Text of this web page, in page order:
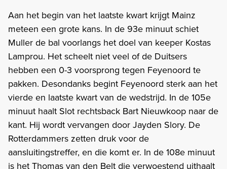
Aan het begin van het laatste kwart krijgt Mainz
meteen een grote kans. In de 93e minuut schiet
Muller de bal voorlangs het doel van keeper Kostas
Lamprou. Het scheelt niet veel of de Duitsers
hebben een 0-3 voorsprong tegen Feyenoord te
pakken. Desondanks begint Feyenoord sterk aan het
vierde en laatste kwart van de wedstrijd. In de 105e
minuut haalt Slot rechtsback Bart Nieuwkoop naar de
kant. Hij wordt vervangen door Jayden Slory. De
Rotterdammers zetten druk voor de
aansluitingstreffer, en die komt er. In de 108e minuut
is het Thomas van den Belt die verwoestend uithaalt